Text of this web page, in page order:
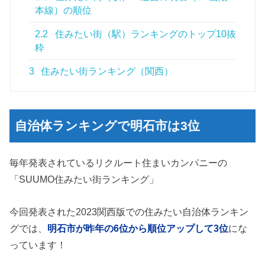
本線）の順位
2.2
住みたい街（駅）ランキングのトップ10抜
粋
3 住みたい街ランキング（関西）
自治体ランキングで明石市は3位
毎年発表されているリクルート住まいカンパニーの
「SUUMO住みたい街ランキング」
今回発表された2023関西版での住みたい自治体ランキン
グでは、 明石市が昨年の6位から順位アップして3位にな
っています！